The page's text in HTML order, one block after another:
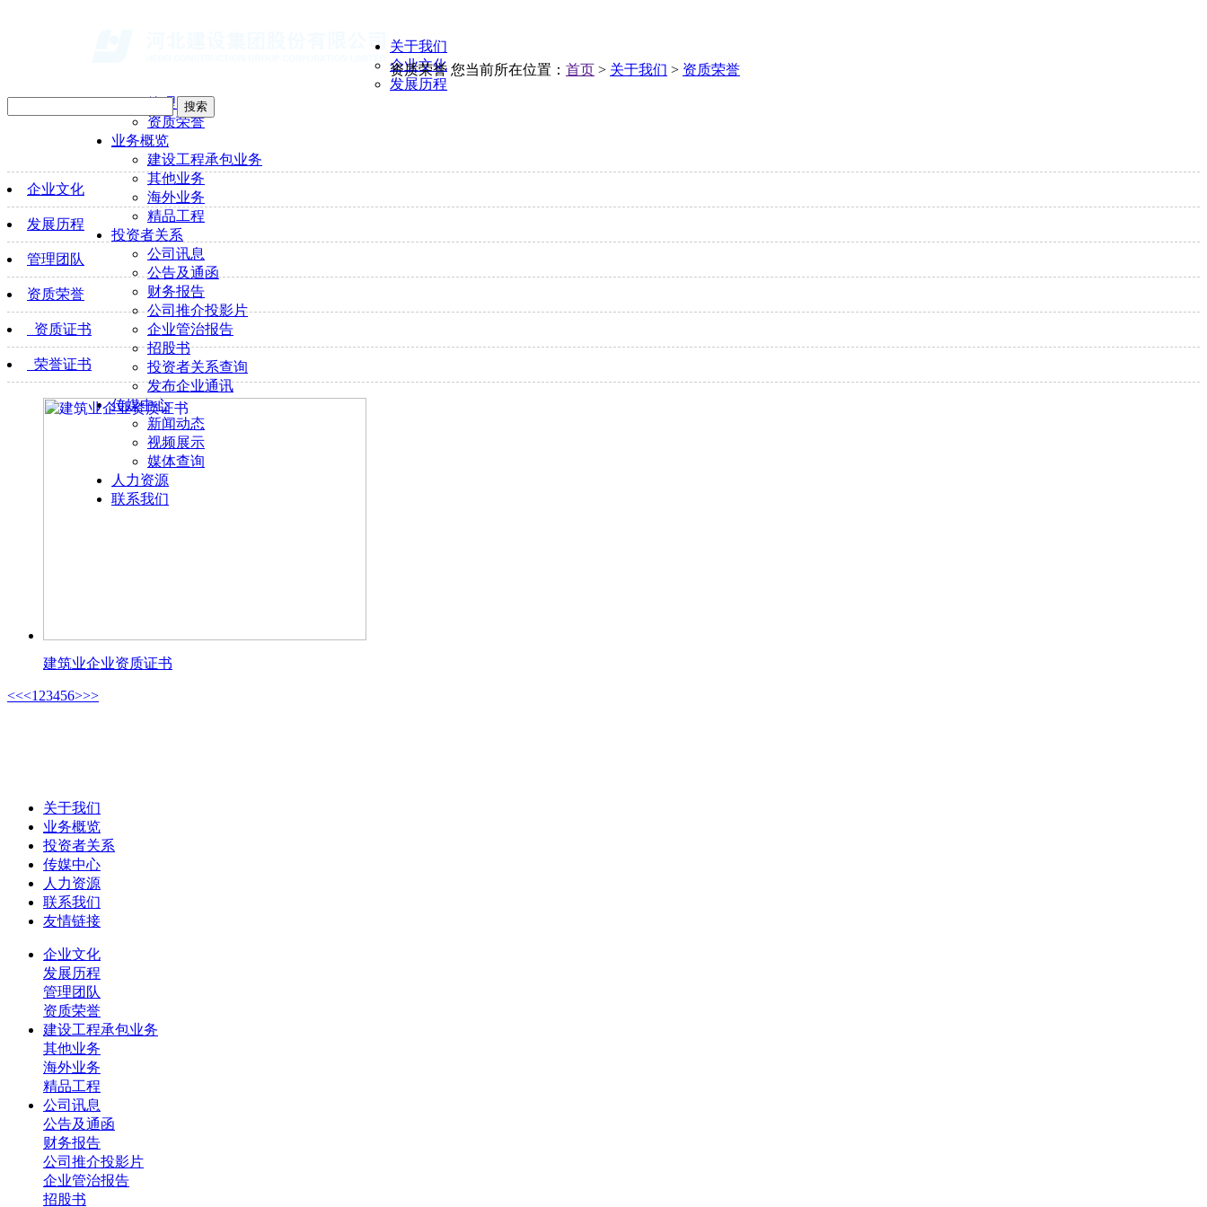
关于我们
企业文化
发展历程
管理团队
资质荣誉
业务概览
建设工程承包业务
其他业务
海外业务
精品工程
投资者关系
公司讯息
公告及通函
财务报告
公司推介投影片
企业管治报告
招股书
投资者关系查询
发布企业通讯
传媒中心
新闻动态
视频展示
媒体查询
人力资源
联系我们
资质荣誉 您当前所在位置： 首页 > 关于我们 > 资质荣誉
搜索
企业文化
发展历程
管理团队
资质荣誉
资质证书
荣誉证书
建筑业企业资质证书
<<<1 23456>>>
关于我们
业务概览
投资者关系
传媒中心
人力资源
联系我们
友情链接
企业文化
发展历程
管理团队
资质荣誉
建设工程承包业务
其他业务
海外业务
精品工程
公司讯息
公告及通函
财务报告
公司推介投影片
企业管治报告
招股书